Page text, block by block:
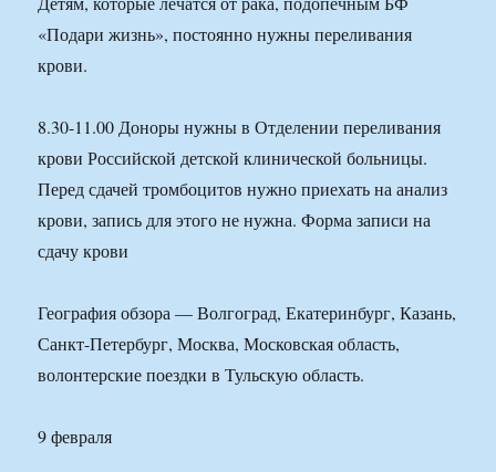
«Подари жизнь», постоянно нужны переливания
крови.
8.30-11.00 Доноры нужны в Отделении переливания
крови Российской детской клинической больницы.
Перед сдачей тромбоцитов нужно приехать на анализ
крови, запись для этого не нужна. Форма записи на
сдачу крови
География обзора — Волгоград, Екатеринбург, Казань,
Санкт-Петербург, Москва, Московская область,
волонтерские поездки в Тульскую область.
9 февраля